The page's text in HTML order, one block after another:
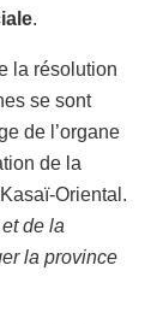
.
la résolution
se sont
de l’organe
de la
Oriental.
de la
la province